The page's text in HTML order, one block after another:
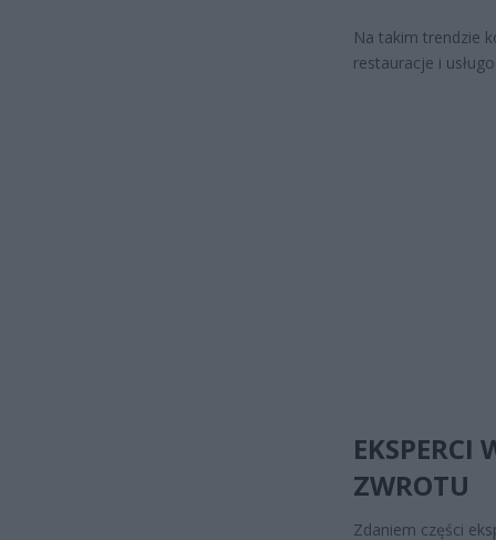
Na takim trendzie
restauracje i
EKSPERCI
ZWROTU
Zdaniem części